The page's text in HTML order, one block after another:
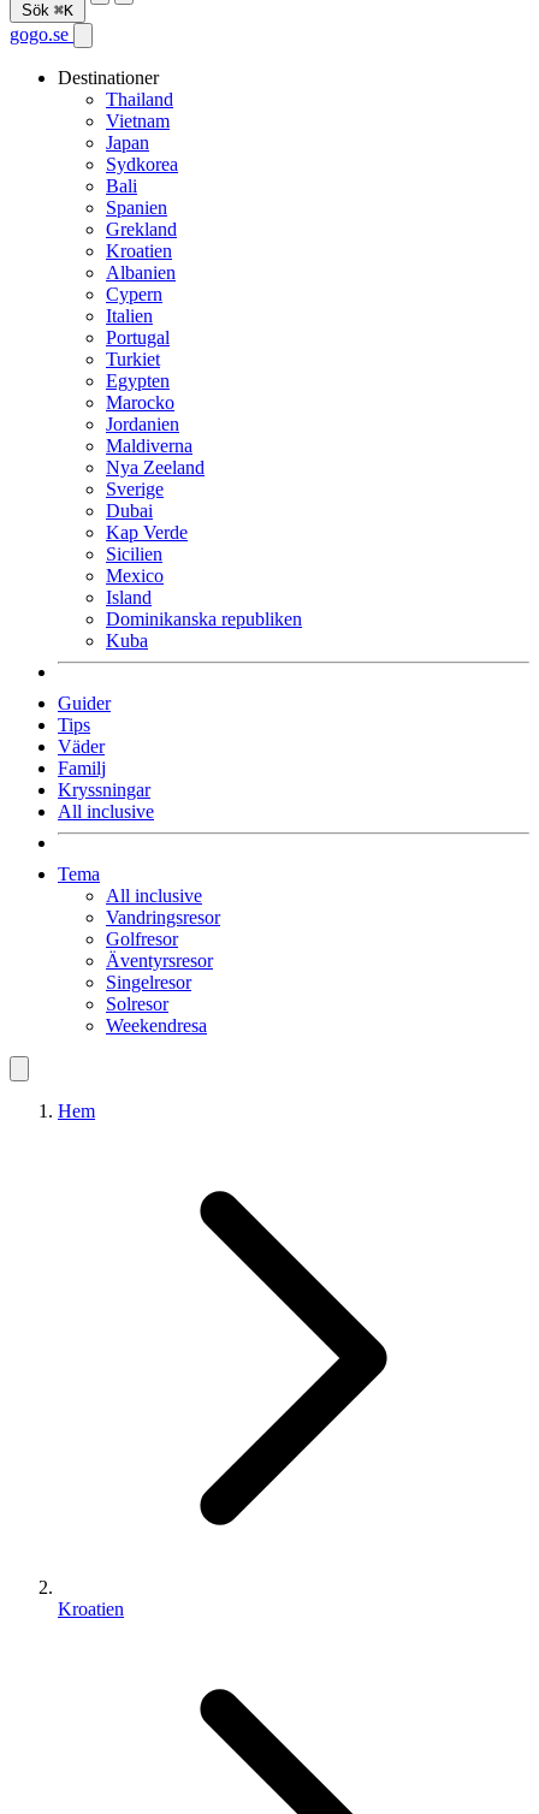
Sök ⌘K
gogo.se
Destinationer
Thailand
Vietnam
Japan
Sydkorea
Bali
Spanien
Grekland
Kroatien
Albanien
Cypern
Italien
Portugal
Turkiet
Egypten
Marocko
Jordanien
Maldiverna
Nya Zeeland
Sverige
Dubai
Kap Verde
Sicilien
Mexico
Island
Dominikanska republiken
Kuba
Guider
Tips
Väder
Familj
Kryssningar
All inclusive
Tema
All inclusive
Vandringsresor
Golfresor
Äventyrsresor
Singelresor
Solresor
Weekendresa
Hem
Kroatien